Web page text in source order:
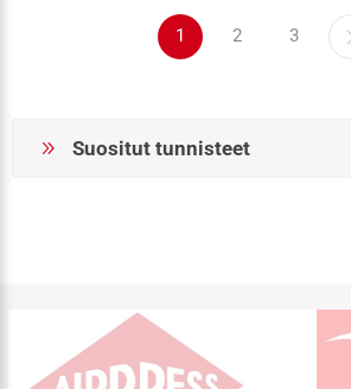
1 2 3
Suositut tunnisteet